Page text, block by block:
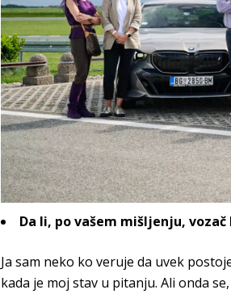
Da li, po vašem mišljenju, vozač
Ja sam neko ko veruje da uvek
kada je moj stav u pitanju. Ali onda